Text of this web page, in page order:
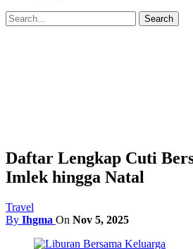
Daftar Lengkap Cuti
Imlek hingga Natal
Travel
By Ihgma On Nov 5, 2025